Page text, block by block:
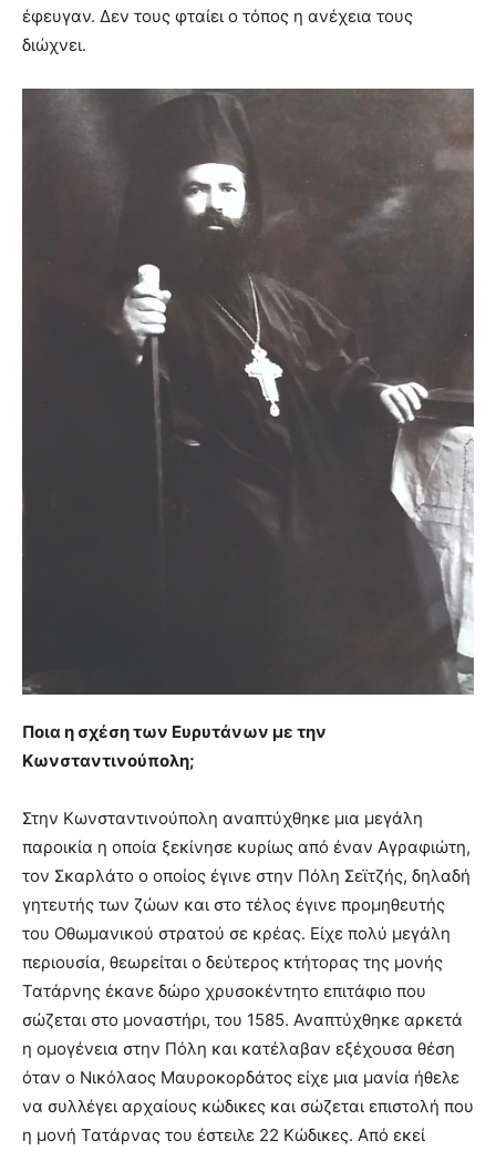
έφευγαν. Δεν τους φταίει ο τόπος η ανέχεια τους
διώχνει.
Ποια η σχέση των Ευρυτάνων με την
Κωνσταντινούπολη;
Στην Κωνσταντινούπολη αναπτύχθηκε μια μεγάλη
παροικία η οποία ξεκίνησε κυρίως από έναν Αγραφιώτη,
τον Σκαρλάτο ο οποίος έγινε στην Πόλη Σεϊτζής, δηλαδή
γητευτής των ζώων και στο τέλος έγινε προμηθευτής
του Οθωμανικού στρατού σε κρέας. Είχε πολύ μεγάλη
περιουσία, θεωρείται ο δεύτερος κτήτορας της μονής
Τατάρνης έκανε δώρο χρυσοκέντητο επιτάφιο που
σώζεται στο μοναστήρι, του 1585. Αναπτύχθηκε αρκετά
η ομογένεια στην Πόλη και κατέλαβαν εξέχουσα θέση
όταν ο Νικόλαος Μαυροκορδάτος είχε μια μανία ήθελε
να συλλέγει αρχαίους κώδικες και σώζεται επιστολή που
η μονή Τατάρνας του έστειλε 22 Κώδικες. Από εκεί